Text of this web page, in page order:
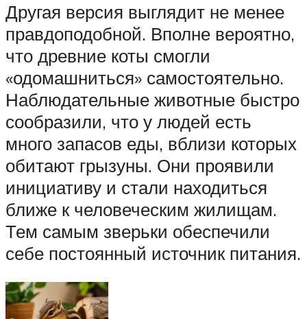
Другая версия выглядит не менее
правдоподобной. Вполне вероятно,
что древние коты смогли
«одомашниться» самостоятельно.
Наблюдательные животные быстро
сообразили, что у людей есть
много запасов еды, вблизи которых
обитают грызуны. Они проявили
инициативу и стали находиться
ближе к человеческим жилищам.
Тем самым зверьки обеспечили
себе постоянный источник питания.